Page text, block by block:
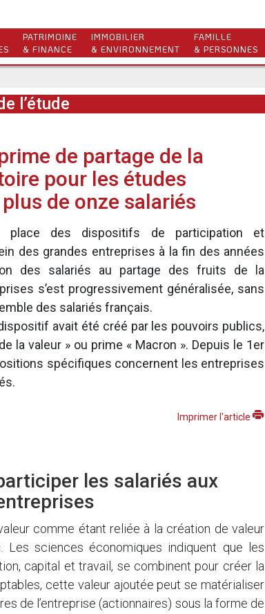
PATRIMOINE
& FINANCE
IMMOBILIER
& ENVIRONNEMENT
FAMILLE
& PERSONNES
l’étude
de partage de la
pour les études
de onze salariés
des dispositifs de participation et
des grandes entreprises à la fin des années
des salariés au partage des fruits de la
s’est progressivement généralisée, sans
des salariés français.
avait été créé par les pouvoirs publics,
la valeur » ou prime « Macron ». Depuis le 1er
spécifiques concernent les entreprises
Imprimer l'article
les salariés aux
comme étant reliée à la création de valeur
sciences économiques indiquent que les
capital et travail, se combinent pour créer la
cette valeur ajoutée peut se matérialiser
de l’entreprise (actionnaires) sous la forme de